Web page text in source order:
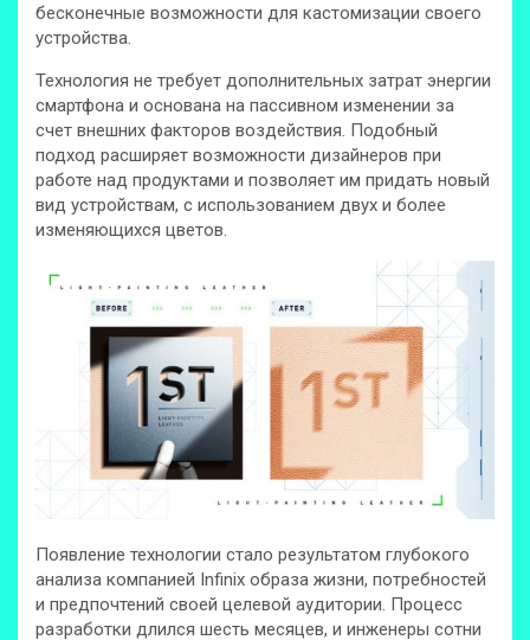
бесконечные возможности для кастомизации своего
устройства.
Технология не требует дополнительных затрат энергии
смартфона и основана на пассивном изменении за
счет внешних факторов воздействия. Подобный
подход расширяет возможности дизайнеров при
работе над продуктами и позволяет им придать новый
вид устройствам, с использованием двух и более
изменяющихся цветов.
Появление технологии стало результатом глубокого
анализа компанией Infinix образа жизни, потребностей
и предпочтений своей целевой аудитории. Процесс
разработки длился шесть месяцев, и инженеры сотни